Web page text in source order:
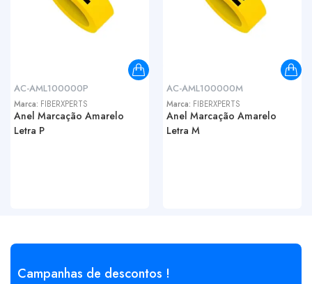
AC-AML100000P
Marca: FIBERXPERTS
Anel Marcação Amarelo
Letra P
AC-AML100000M
Marca: FIBERXPERTS
Anel Marcação Amarelo
Letra M
Campanhas de descontos !